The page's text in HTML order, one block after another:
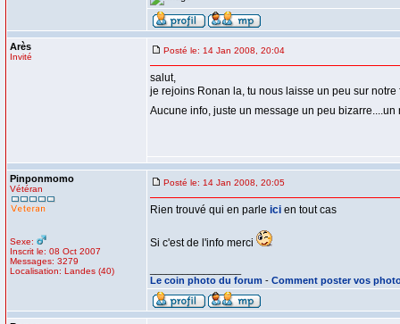
Arès
Invité
Posté le: 14 Jan 2008, 20:04
salut,
je rejoins Ronan la, tu nous laisse un peu sur notre
Aucune info, juste un message un peu
Pinponmomo
Vétéran
Sexe:
Inscrit le: 08 Oct 2007
Messages: 3279
Localisation: Landes (40)
Posté le: 14 Jan 2008, 20:05
Rien trouvé qui en parle ici en tout cas
Si c'est de l'info merci
Le coin photo du forum - Comment poster vos